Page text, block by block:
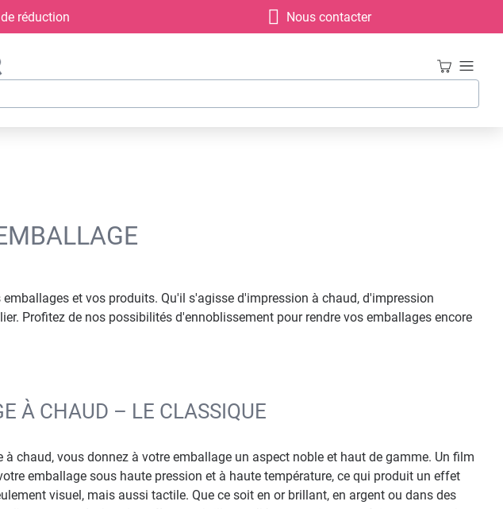
réduction Nous contacter
et vos produits. Qu'il s'agisse d'impression à chaud, d'impression
Profitez de nos possibilités d'ennoblissement pour rendre vos emballages encore
À CHAUD – LE CLASSIQUE
à chaud, vous donnez à votre emballage un aspect noble et haut de gamme. Un film
emballage sous haute pression et à haute température, ce qui produit un effet
visuel, mais aussi tactile. Que ce soit en or brillant, en argent ou dans des